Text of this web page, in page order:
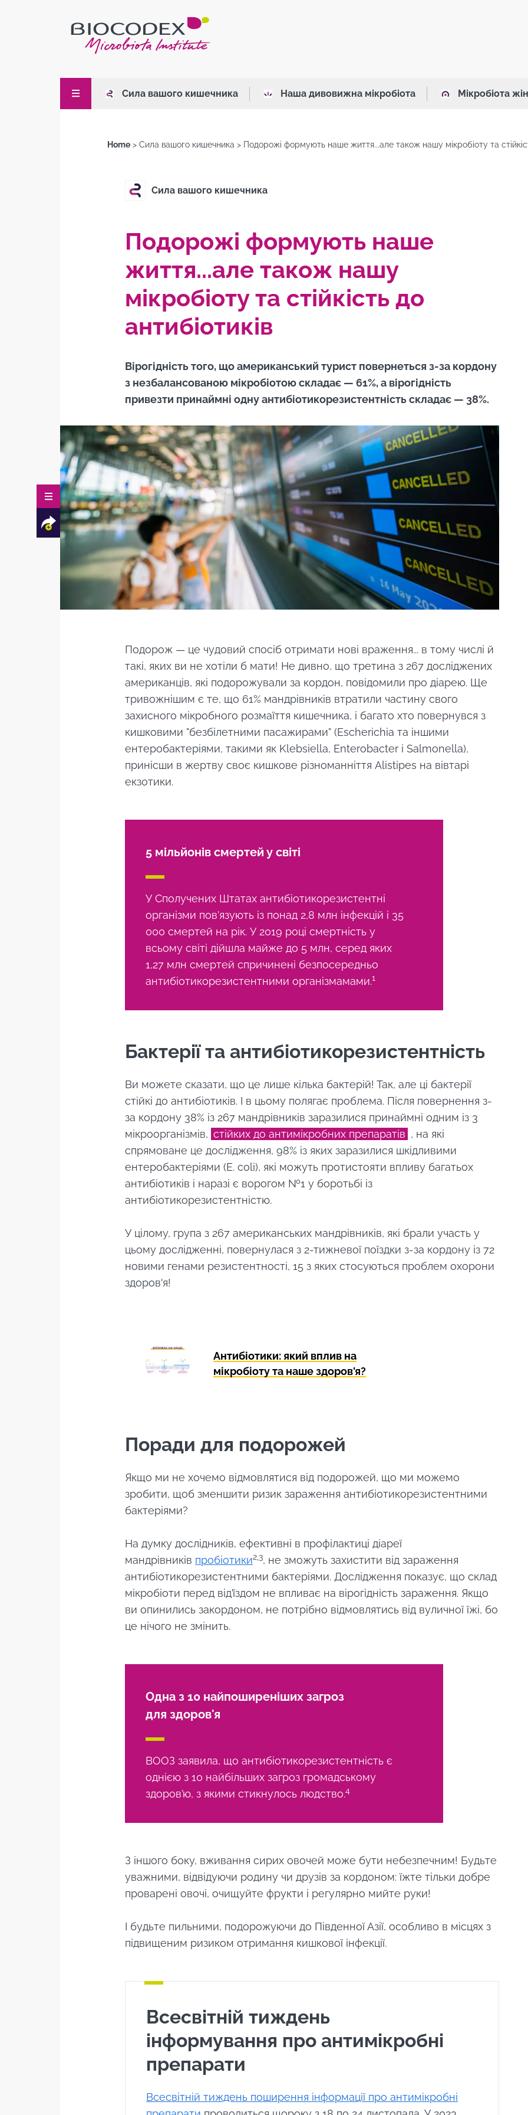
Сила вашого кишечника Наша дивовижна мікробіота Мікробіота
Home Сила вашого кишечника Подорожі формують наше життя...але також нашу мікробіоту та
Сила вашого кишечника
Подорожі формують наше
життя...але також нашу
мікробіоту та стійкість до
антибіотиків
Вірогідність того, що американський турист повернеться з-за кордону
з незбалансованою мікробіотою складає — 61%, а вірогідність
привезти принаймні одну антибіотикорезистентність складає — 38%.
Facebook
TwitterMail
Подорож — це чудовий спосіб отримати нові враження... в тому числі й
такі, яких ви не хотіли б мати! Не дивно, що третина з 267 досліджених
американців, які подорожували за кордон, повідомили про діарею. Ще
тривожнішим є те, що 61% мандрівників втратили частину свого
захисного мікробного розмаїття кишечника, і багато хто повернувся з
кишковими "безбілетними пасажирами" (Escherichia та іншими
ентеробактеріями, такими як Klebsiella, Enterobacter і Salmonella),
принісши в жертву своє кишкове різноманніття Alistipes на вівтарі
екзотики.
5 мільйонів смертей у світі
У Сполучених Штатах антибіотикорезистентні
організми пов’язують із понад 2,8 млн інфекцій і 35
000 смертей на рік. У 2019 році смертність у
всьому світі дійшла майже до 5 млн, серед яких
1,27 млн смертей спричинені безпосередньо
антибіотикорезистентними організмамами.1
Бактерії та антибіотикорезистентність
Ви можете сказати, що це лише кілька бактерій! Так, але ці бактерії
стійкі до антибіотиків. І в цьому полягає проблема. Після повернення з-
за кордону 38% із 267 мандрівників заразилися принаймні одним із 3
мікроорганізмів, стійких до антимікробних препаратів , на які
спрямоване це дослідження, 98% із яких заразилися шкідливими
ентеробактеріями (E. coli), які можуть протистояти впливу багатьох
антибіотиків і наразі є ворогом №1 у боротьбі із
антибіотикорезистентністю.
У цілому, група з 267 американських мандрівників, які брали участь у
цьому дослідженні, повернулася з 2-тижневої поїздки з-за кордону із 72
новими генами резистентності, 15 з яких стосуються проблем охорони
здоров'я!
Антибіотики: який вплив на
мікробіоту та наше здоров'я?
Поради для подорожей
Якщо ми не хочемо відмовлятися від подорожей, що ми можемо
зробити, щоб зменшити ризик зараження антибіотикорезистентними
бактеріями?
На думку дослідників, ефективні в профілактиці діареї
мандрівників пробіотики2,3, не зможуть захистити від зараження
антибіотикорезистентними бактеріями. Дослідження показує, що склад
мікробіоти перед від’їздом не впливає на вірогідність зараження. Якщо
ви опинились закордоном, не потрібно відмовлятись від вуличної їжі, бо
це нічого не змінить.
Одна з 10 найпоширеніших загроз
для здоров'я
ВООЗ заявила, що антибіотикорезистентність є
однією з 10 найбільших загроз громадському
здоров’ю, з якими стикнулось людство.4
З іншого боку, вживання сирих овочей може бути небезпечним! Будьте
уважними, відвідуючи родину чи друзів за кордоном: їжте тільки добре
проварені овочі, очищуйте фрукти і регулярно мийте руки!
І будьте пильними, подорожуючи до Південної Азії, особливо в місцях з
підвищеним ризиком отримання кишкової інфекції.
Всесвітній тиждень
інформування про антимікробні
препарати
Всесвітній тиждень поширення інформації про антимікробні
Перенаправлення
Залишайтеся на веб -сайті Інституту мікробіоти BioCodex
Будьте в курсі
Приєднуйтесь до спільноти Microbiota та отримайте раз на місяць
Я хотів би підписатися на отримання інших новин з BioCodex
Я прочитав і приймаюGTUіполітику захисту даних
Залишайся з нами !
Приєднуйтесь до спільноти Microbiota та отримайте \ Essentials \
місяць, щоб бути в курсі останніх новин про мікробіоти".
Я прочитав і приймаюGTUіполітику захисту данихІнституту
* Обов'язкові поля
приємною кислинкою
та природно багатий
на живі
Дізнатися більше
Питна вода: джерело
життя... та
Прочитати статтю
захист